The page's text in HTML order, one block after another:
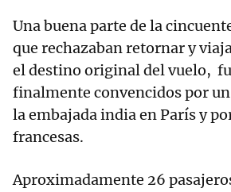
Una buena parte de la
que rechazaban retornar y
el destino original del vuelo,
finalmente convencidos por
la embajada india en París y
francesas.
Aproximadamente 26